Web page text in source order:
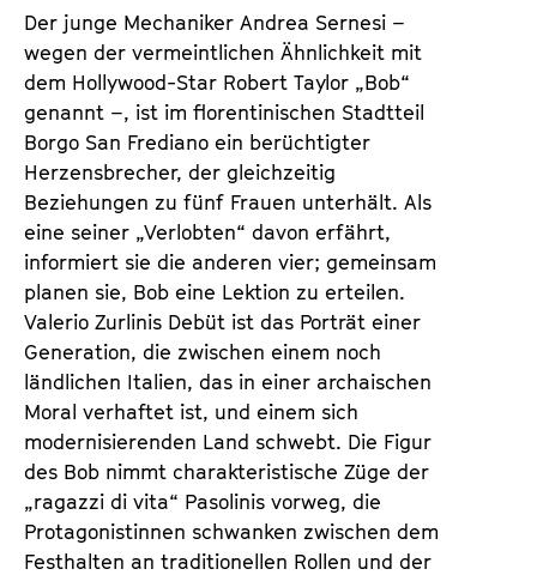
d
e
n
i
c
k
e
t
s
d
e
m
K
a
l
e
n
d
e
r
Der junge Mechaniker Andrea Sernesi –
wegen der vermeintlichen Ähnlichkeit mit
dem Hollywood-Star Robert Taylor „Bob“
genannt –, ist im florentinischen Stadtteil
Borgo San Frediano ein berüchtigter
Herzensbrecher, der gleichzeitig
Beziehungen zu fünf Frauen unterhält. Als
eine seiner „Verlobten“ davon erfährt,
informiert sie die anderen vier; gemeinsam
planen sie, Bob eine Lektion zu erteilen.
Valerio Zurlinis Debüt ist das Porträt einer
Generation, die zwischen einem noch
ländlichen Italien, das in einer archaischen
Moral verhaftet ist, und einem sich
modernisierenden Land schwebt. Die Figur
des Bob nimmt charakteristische Züge der
„ragazzi di vita“ Pasolinis vorweg, die
Protagonistinnen schwanken zwischen dem
Festhalten an traditionellen Rollen und der